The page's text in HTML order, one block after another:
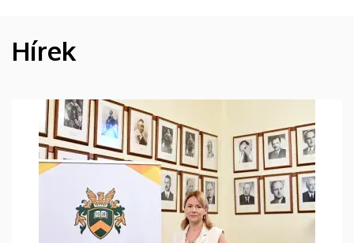
HÍREK
Hírek